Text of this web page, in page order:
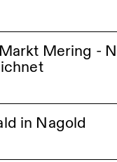
Mering -
in Nagold